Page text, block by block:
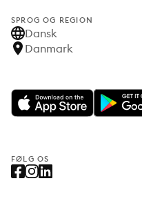
SPROG OG REGION
Dansk
Danmark
FØLG OS